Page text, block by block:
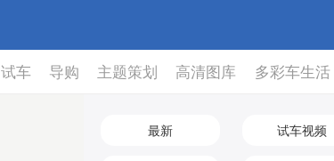
试车 导购 主题策划 高清图库 多彩车生活
最新 试车视频